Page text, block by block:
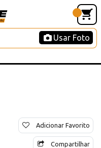
Usar Foto
Adicionar Favorito
Compartilhar